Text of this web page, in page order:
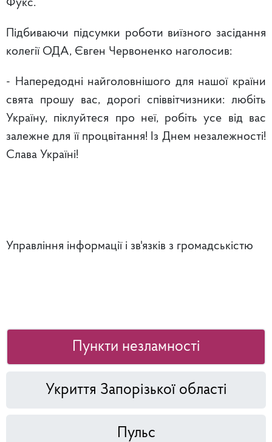
Фукс.
Підбиваючи підсумки роботи виїзного засідання
колегії ОДА, Євген Червоненко наголосив:
- Напередодні найголовнішого для нашої країни
свята прошу вас, дорогі співвітчизники: любіть
Україну, піклуйтеся про неї, робіть усе від вас
залежне для її процвітання! Із Днем незалежності!
Слава Україні!
Управління інформації і зв'язків з громадськістю
Пункти незламності
Укриття Запорізької області
Пульс